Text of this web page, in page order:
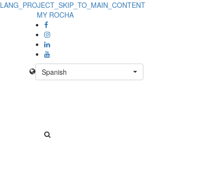
LANG_PROJECT_SKIP_TO_MAIN_CONTENT
MY ROCHA
Spanish